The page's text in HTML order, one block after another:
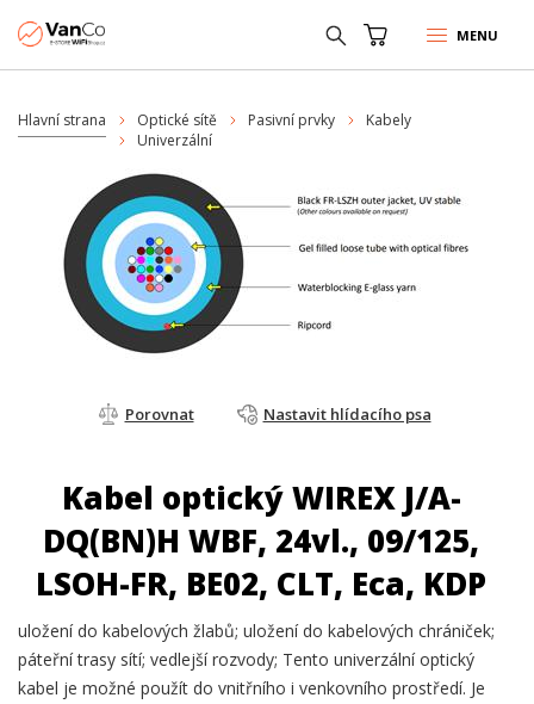
MENU
Hlavní strana Optické sítě Pasivní prvky
Kabely
Univerzální
Porovnat Nastavit hlídacího psa
Kabel optický WIREX J/A-
DQ(BN)H WBF, 24vl., 09/125,
LSOH-FR, BE02, CLT, Eca, KDP
uložení do kabelových žlabů; uložení do kabelových chrániček;
páteřní trasy sítí; vedlejší rozvody; Tento univerzální optický
kabel je možné použít do vnitřního i venkovního prostředí. Je